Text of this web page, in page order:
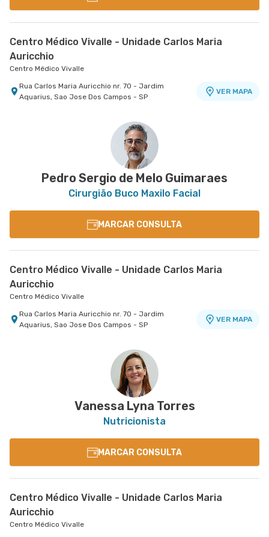
Centro Médico Vivalle - Unidade Carlos Maria
Auricchio
Centro Médico Vivalle
Rua Carlos Maria Auricchio nr. 70 - Jardim
Aquarius, Sao Jose Dos Campos - SP
VER MAPA
Pedro Sergio de Melo Guimaraes
Cirurgião Buco Maxilo Facial
MARCAR CONSULTA
Centro Médico Vivalle - Unidade Carlos Maria
Auricchio
Centro Médico Vivalle
Rua Carlos Maria Auricchio nr. 70 - Jardim
Aquarius, Sao Jose Dos Campos - SP
VER MAPA
Vanessa Lyna Torres
Nutricionista
MARCAR CONSULTA
Centro Médico Vivalle - Unidade Carlos Maria
Auricchio
Centro Médico Vivalle